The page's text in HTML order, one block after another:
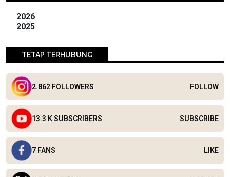
2026
2025
TETAP TERHUBUNG
2.862 FOLLOWERS FOLLOW
13.3 K SUBSCRIBERS SUBSCRIBE
7 FANS LIKE